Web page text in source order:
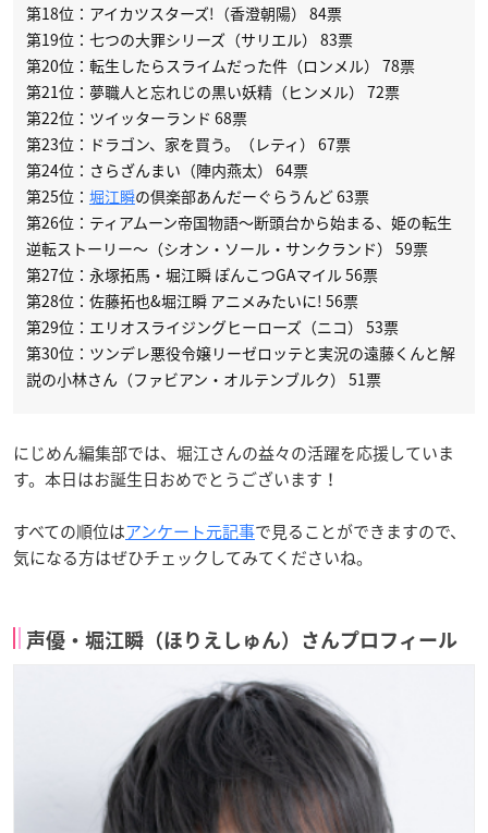
第18位：アイカツスターズ!（香澄朝陽） 84票
第19位：七つの大罪シリーズ（サリエル） 83票
第20位：転生したらスライムだった件（ロンメル） 78票
第21位：夢職人と忘れじの黒い妖精（ヒンメル） 72票
第22位：ツイッターランド 68票
第23位：ドラゴン、家を買う。（レティ） 67票
第24位：さらざんまい（陣内燕太） 64票
第25位： 堀江瞬の倶楽部あんだーぐらうんど 63票
第26位：ティアムーン帝国物語〜断頭台から始まる、姫の転生
逆転ストーリー〜（シオン・ソール・サンクランド） 59票
第27位：永塚拓馬・堀江瞬 ぽんこつGAマイル 56票
第28位：佐藤拓也&堀江瞬 アニメみたいに! 56票
第29位：エリオスライジングヒーローズ（ニコ） 53票
第30位：ツンデレ悪役令嬢リーゼロッテと実況の遠藤くんと解
説の小林さん（ファビアン・オルテンブルク） 51票
にじめん編集部では、堀江さんの益々の活躍を応援していま
す。本日はお誕生日おめでとうございます！
すべての順位はアンケート元記事で見ることができますので、
気になる方はぜひチェックしてみてくださいね。
声優・堀江瞬（ほりえしゅん）さんプロフィール